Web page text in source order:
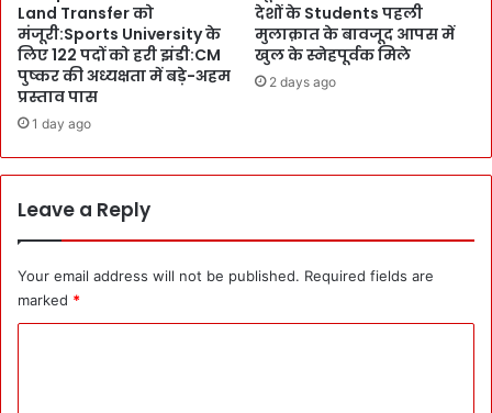
ल्द
त
य
हो
गी
म
की
ख
:
जो
Land Transfer को
मंजूरी:Sports University के
लिए 122 पदों को हरी झंडी:CM
पुष्कर की अध्यक्षता में बड़े-अहम
प्रस्ताव पास
1 day ago
देशों के Students पहली
मुलाक़ात के बावजूद आपस में
खुल के स्नेहपूर्वक मिले
2 days ago
Leave a Reply
Your email address will not be published. Required fields are
marked *